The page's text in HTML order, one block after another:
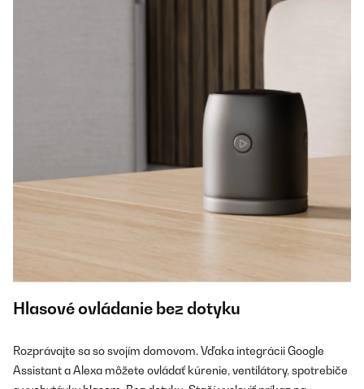
Hlasové ovládanie bez dotyku
Rozprávajte sa so svojím domovom. Vďaka integrácii Google
Assistant a Alexa môžete ovládať kúrenie, ventilátory, spotrebiče